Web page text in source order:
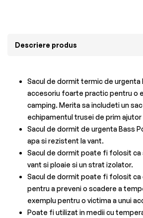
Descriere produs
Sacul de dormit termic de urgenta
accesoriu foarte practic pentru o
camping. Merita sa includeti un
echipamentul trusei de prim ajutor
Sacul de dormit de urgenta Bass
apa si rezistent la vant.
Sacul de dormit poate fi folosit ca
vant si ploaie si un strat izolator.
Sacul de dormit poate fi folosit ca
pentru a preveni o scadere a
exemplu pentru o victima a unui
Poate fi utilizat in medii cu